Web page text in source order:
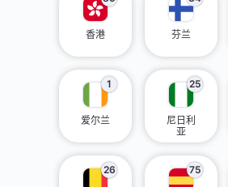
香港 芬兰
1
爱尔兰
25
尼日利
亚
26 75